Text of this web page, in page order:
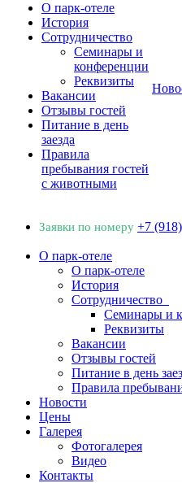
О парк-отеле
История
Сотрудничество
Семинары и
конференции
Реквизиты
Вакансии
Отзывы гостей
Питание в день
заезда
Правила
пребывания гостей
с животными
Заявки по номеру +7
О парк-отеле
О парк-отеле
История
Сотрудничество
Семинары и
Реквизиты
Вакансии
Отзывы гостей
Питание в день
Правила
Новости
Цены
Галерея
Фотогалерея
Видео
Контакты